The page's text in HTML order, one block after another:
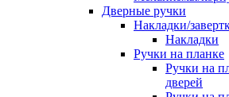
Дверные ручки
Накладки/
Накладки
Ручки на планке
Ручки на
дверей